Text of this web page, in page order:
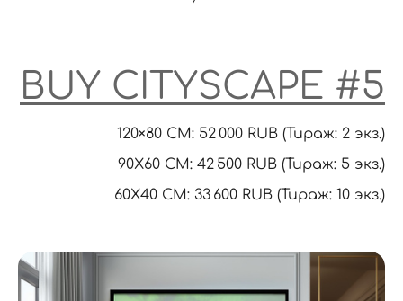
BUY CITYSCAPE #5
120×80 CM: 52 000 RUB (Тираж: 2 экз.)
90X60 CM: 42 500 RUB (Тираж: 5 экз.)
60Х40 СМ: 33 600 RUB (Тираж: 10 экз.)